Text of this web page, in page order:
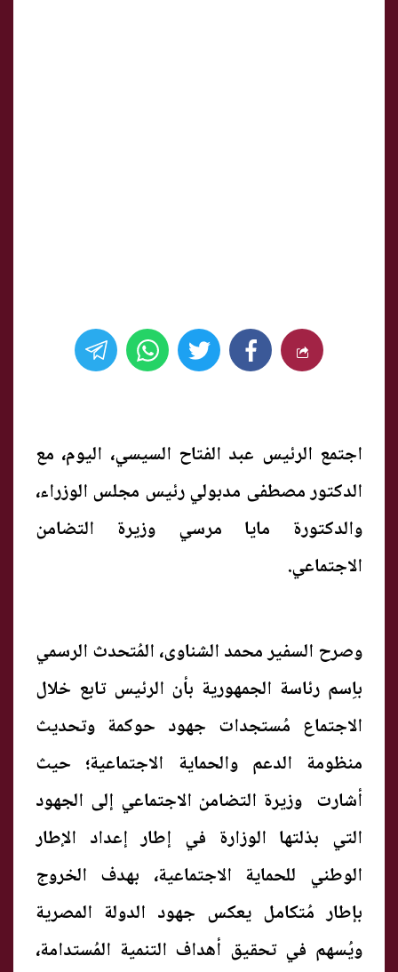
اجتمع الرئيس عبد الفتاح السيسي، اليوم، مع
الدكتور مصطفى مدبولي رئيس مجلس الوزراء،
والدكتورة مايا مرسي وزيرة التضامن
الاجتماعي.
وصرح السفير محمد الشناوى، المُتحدث الرسمي
باِسم رئاسة الجمهورية بأن الرئيس تابع خلال
الاجتماع مُستجدات جهود حوكمة وتحديث
منظومة الدعم والحماية الاجتماعية؛ حيث
أشارت وزيرة التضامن الاجتماعي إلى الجهود
التي بذلتها الوزارة في إطار إعداد الإطار
الوطني للحماية الاجتماعية، بهدف الخروج
بإطار مُتكامل يعكس جهود الدولة المصرية
ويُسهم في تحقيق أهداف التنمية المُستدامة،